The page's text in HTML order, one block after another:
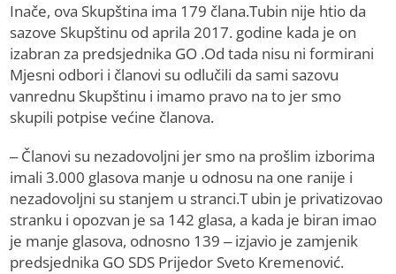
Inače, ova Skupština ima 179 člana.Tubin nije htio da
sazove Skupštinu od aprila 2017. godine kada je on
izabran za predsjednika GO .Od tada nisu ni formirani
Mjesni odbori i članovi su odlučili da sami sazovu
vanrednu Skupštinu i imamo pravo na to jer smo
skupili potpise većine članova.
– Članovi su nezadovoljni jer smo na prošlim izborima
imali 3.000 glasova manje u odnosu na one ranije i
nezadovoljni su stanjem u stranci.T ubin je privatizovao
stranku i opozvan je sa 142 glasa, a kada je biran imao
je manje glasova, odnosno 139 – izjavio je zamjenik
predsjednika GO SDS Prijedor Sveto Kremenović.